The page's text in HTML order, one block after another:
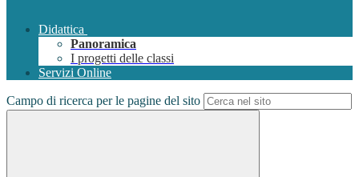
Didattica
Panoramica
I progetti delle classi
Servizi Online
Campo di ricerca per le pagine del sito